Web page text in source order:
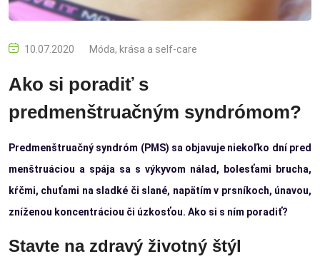
10.07.2020 Móda, krása a self-care
Ako si poradiť s
predmenštruačným syndrómom?
Predmenštruačný syndróm (PMS) sa objavuje niekoľko dní pred
menštruáciou a spája sa s výkyvom nálad, bolesťami brucha,
kŕčmi, chuťami na sladké či slané, napätím v prsníkoch, únavou,
zníženou koncentráciou či úzkosťou. Ako si s ním poradiť?
Stavte na zdravý životný štýl